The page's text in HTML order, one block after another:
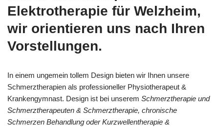
Elektrotherapie für Welzheim,
wir orientieren uns nach Ihren
Vorstellungen.
In einem ungemein tollem Design bieten wir Ihnen unsere
Schmerztherapien als professioneller Physiotherapeut &
Krankengymnast. Design ist bei unserem Schmerztherapie und
Schmerztherapeuten & Schmerztherapie, chronische
Schmerzen Behandlung oder Kurzwellentherapie &